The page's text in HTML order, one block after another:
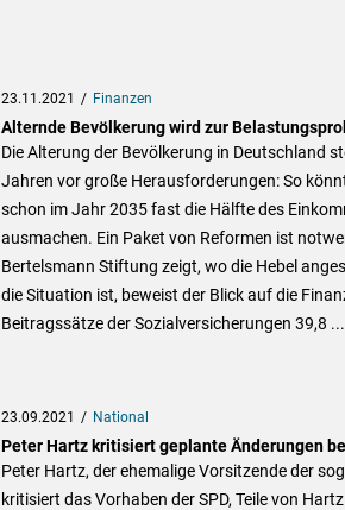
23.11.2021 Finanzen
Alternde Bevölkerung wird zur
Die Alterung der Bevölkerung in Deutschland
Jahren vor große Herausforderungen: So
schon im Jahr 2035 fast die Hälfte des
ausmachen. Ein Paket von Reformen ist
Bertelsmann Stiftung zeigt, wo die Hebel
die Situation ist, beweist der Blick auf die
Beitragssätze der Sozialversicherungen 39,8 ...
23.09.2021 National
Peter Hartz kritisiert geplante Änderungen
Peter Hartz, der ehemalige Vorsitzende der
kritisiert das Vorhaben der SPD, Teile von